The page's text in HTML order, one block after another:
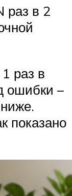
раз в 2
раз в
ошибки –
показано